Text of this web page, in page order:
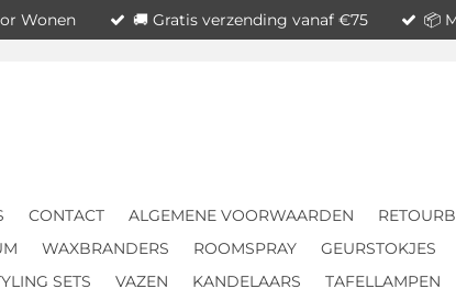
Wonen 🚚 Gratis verzending vanaf €75 📦
CONTACT ALGEMENE VOORWAARDEN
WAXBRANDERS ROOMSPRAY GEURSTOKJES
SETS
VAZEN KANDELAARS TAFELLAMPEN